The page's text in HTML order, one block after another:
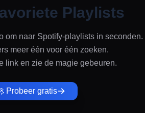
Playlists
om naar Spotify-playlists in seconden.
meer één voor één zoeken.
link en zie de magie gebeuren.
Probeer gratis